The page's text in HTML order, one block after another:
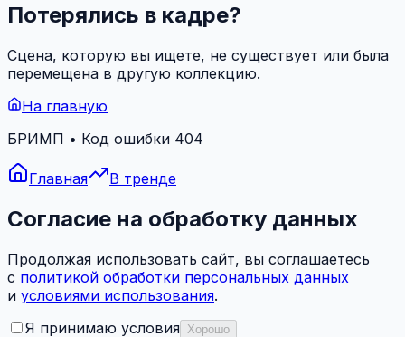
Потерялись в кадре?
Сцена, которую вы ищете, не существует или была
перемещена в другую коллекцию.
На главную
БРИМП • Код ошибки 404
Главная В тренде
Согласие на обработку данных
Продолжая использовать сайт, вы соглашаетесь
с политикой обработки персональных данных
и условиями использования.
Я принимаю условия Хорошо